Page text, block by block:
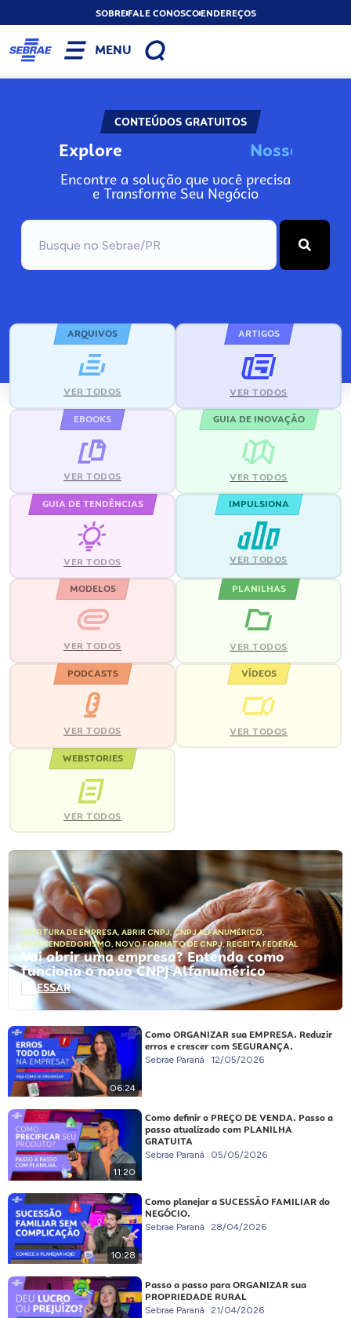
SOBREFALE CONOSCOENDEREÇOS
MENU
CONTEÚDOS GRATUITOS
Explore No
Encontre a solução que você precisa
e Transforme Seu Negócio
ARQUIVOS
VER TODOS
ARTIGOS
VER TODOS
EBOOKS
VER TODOS
GUIA DE INOVAÇÃO
VER TODOS
GUIA DE TENDÊNCIAS
VER TODOS
IMPULSIONA
VER TODOS
MODELOS
VER TODOS
PLANILHAS
VER TODOS
PODCASTS
VER TODOS
VÍDEOS
VER TODOS
WEBSTORIES
VER TODOS
ABERTURA DE EMPRESA, ABRIR CNPJ,CNPJ ALFANUMÉRICO,
EMPREENDEDORISMO, NOVO FORMATO DE CNPJ,RECEITA FEDERAL
Vai abrir uma empresa? Entenda como
funciona o novo CNPJ Alfanumérico
ACESSAR
06:24
Como ORGANIZAR sua EMPRESA. Reduzir
erros e crescer com SEGURANÇA.
Sebrae Paraná 12/05/2026
11:20
Como definir o PREÇO DE VENDA. Passo a
passo atualizado com PLANILHA
GRATUITA
Sebrae Paraná 05/05/2026
10:28
Como planejar a SUCESSÃO FAMILIAR do
NEGÓCIO.
Sebrae Paraná 28/04/2026
Passo a passo para ORGANIZAR sua
PROPRIEDADE RURAL
Sebrae Paraná 21/04/2026